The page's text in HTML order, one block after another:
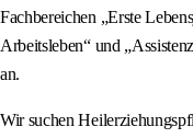
Fachbereichen „Erste
Arbeitsleben“ und
an.
Wir suchen